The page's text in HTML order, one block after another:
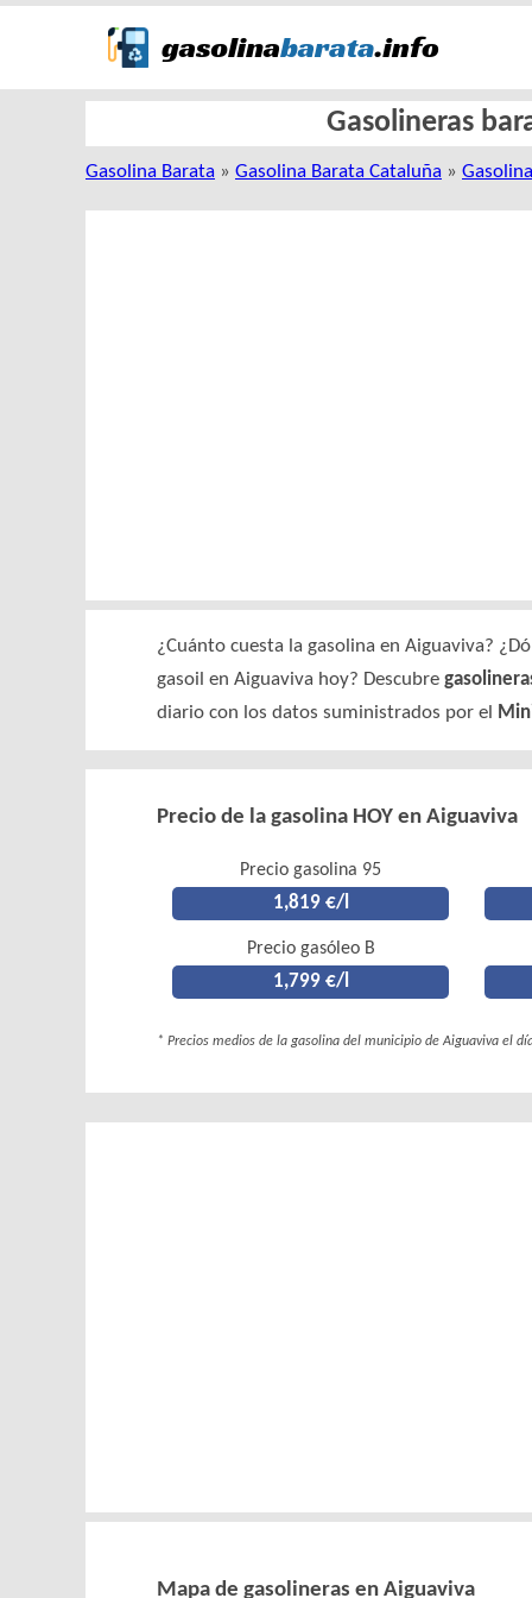
Gasolineras
Gasolina Barata » Gasolina Barata Cataluña »
¿Cuánto cuesta la gasolina en Aiguaviva?
gasoil en Aiguaviva hoy? Descubre
diario con los datos suministrados por el
Precio de la gasolina HOY en Aiguaviva
Precio gasolina 95
1,819 €/l
Precio gasóleo B
1,799 €/l
* Precios medios de la gasolina del municipio de Aiguaviva el
Mapa de gasolineras en Aiguaviva